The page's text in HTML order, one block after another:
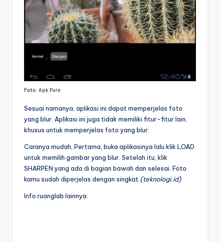
Foto: Apk Pure
Sesuai namanya, aplikasi ini dapat memperjelas foto
yang blur. Aplikasi ini juga tidak memiliki fitur-fitur lain,
khusus untuk memperjelas foto yang blur.
Caranya mudah, Pertama, buka aplikasinya lalu klik LOAD
untuk memilih gambar yang blur. Setelah itu, klik
SHARPEN yang ada di bagian bawah dan selesai. Foto
kamu sudah diperjelas dengan singkat.(teknologi.id)
Info ruanglab lainnya: